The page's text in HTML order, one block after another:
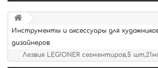
Инструменты и аксессуары для
дизайнеров
Лезвия LEGIONER сегментиров,5